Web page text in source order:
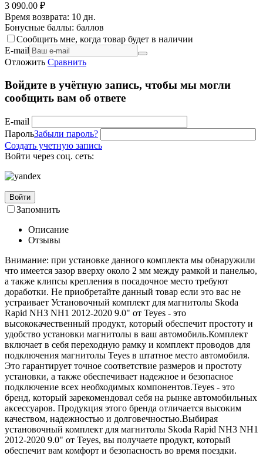
3 090.00 ₽
Время возврата: 10 дн.
Бонусные баллы: баллов
Сообщить мне, когда товар будет в наличии
E-mail
Отложить Сравнить
Войдите в учётную запись, чтобы мы могли
сообщить вам об ответе
E-mail
ПарольЗабыли пароль?
Создать учетную запись
Войти через соц. сеть:
Войти
Запомнить
Описание
Отзывы
Внимание: при установке данного комплекта мы обнаружили
что имеется зазор вверху около 2 мм между рамкой и панелью,
а также клипсы крепления в посадочное место требуют
доработки. Не приобретайте данный товар если это вас не
устраивает Установочный комплект для магнитолы Skoda
Rapid NH3 NH1 2012-2020 9.0" от Teyes - это
высококачественный продукт, который обеспечит простоту и
удобство установки магнитолы в ваш автомобиль.Комплект
включает в себя переходную рамку и комплект проводов для
подключения магнитолы Teyes в штатное место автомобиля.
Это гарантирует точное соответствие размеров и простоту
установки, а также обеспечивает надежное и безопасное
подключение всех необходимых компонентов.Teyes - это
бренд, который зарекомендовал себя на рынке автомобильных
аксессуаров. Продукция этого бренда отличается высоким
качеством, надежностью и долговечностью.Выбирая
установочный комплект для магнитолы Skoda Rapid NH3 NH1
2012-2020 9.0" от Teyes, вы получаете продукт, который
обеспечит вам комфорт и безопасность во время поездки.